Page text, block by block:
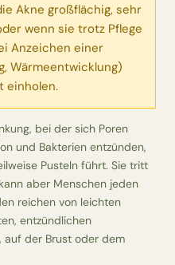
Akne großflächig, sehr
wenn sie trotz Pflege
Anzeichen einer
Wärmeentwicklung)
einholen.
bei der sich Poren
und Bakterien entzünden,
Pusteln führt. Sie tritt
aber Menschen jeden
reichen von leichten
entzündlichen
auf der Brust oder dem